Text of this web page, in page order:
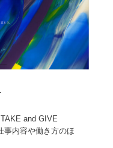
and GIVE
事内容や働き方のほ